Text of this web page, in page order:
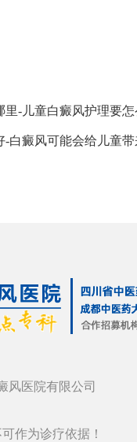
里-儿童白癜风护理要
-白癜风可能会给儿童
风医院有限公司
作为诊疗依据！